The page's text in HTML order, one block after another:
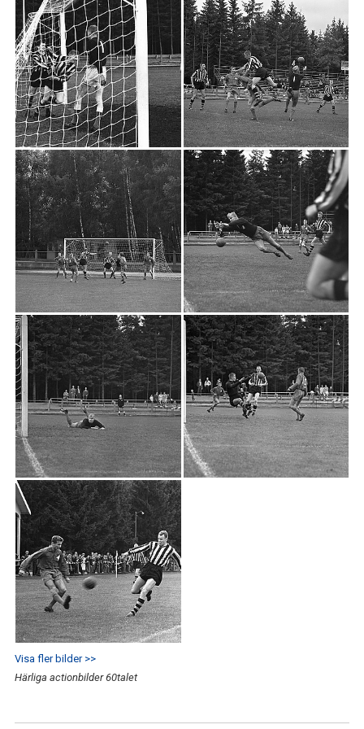
1990 - 99
1980 - 89
1970 - 79
1960 - 69
1950 - 59
1940 - 49
1930 - 39
1920 - 29
1910 - 19
1905 - 09
SPELARE ANNO 1918
A-LAG HERRAR
DOKUMENT
IFK:AREN
IFK´S FÖRSTA STYRELSE
IFK ORDFÖRANDEN
IFK TRÄNARE
KVALÅRET 1993
KONTAKT
Visa fler bilder >>
Härliga actionbilder 60talet